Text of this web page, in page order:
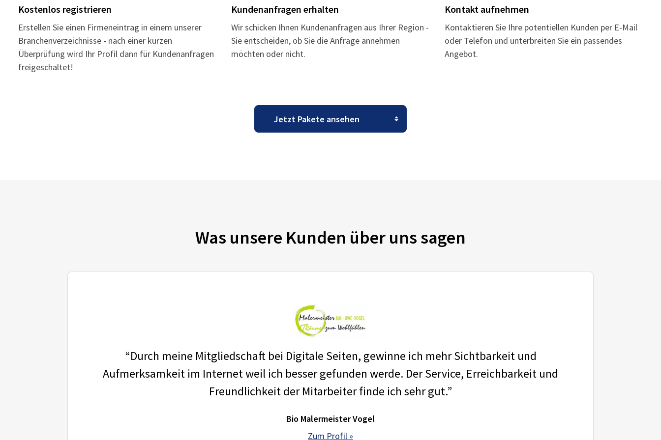
Kostenlos registrieren
Erstellen Sie einen Firmeneintrag in einem unserer
Branchenverzeichnisse - nach einer kurzen
Überprüfung wird Ihr Profil dann für Kundenanfragen
freigeschaltet!
Kundenanfragen erhalten
Wir schicken Ihnen Kundenanfragen aus Ihrer Region -
Sie entscheiden, ob Sie die Anfrage annehmen
möchten oder nicht.
Kontakt aufnehmen
Kontaktieren Sie Ihre potentiellen Kunden per E-Mail
oder Telefon und unterbreiten Sie ein passendes
Angebot.
Was unsere Kunden über uns sagen
“Durch meine Mitgliedschaft bei Digitale Seiten, gewinne ich mehr Sichtbarkeit und
Aufmerksamkeit im Internet weil ich besser gefunden werde. Der Service, Erreichbarkeit und
Freundlichkeit der Mitarbeiter finde ich sehr gut.”
Bio Malermeister Vogel
Zum Profil »